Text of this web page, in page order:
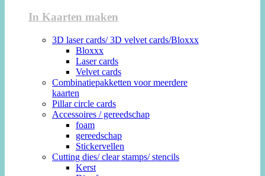
In Kaarten maken
3D laser cards/ 3D velvet cards/Bloxxx
Bloxxx
Laser cards
Velvet cards
Combinatiepakketten voor meerdere
kaarten
Pillar circle cards
Accessoires / gereedschap
foam
gereedschap
Stickervellen
Cutting dies/ clear stamps/ stencils
Kerst